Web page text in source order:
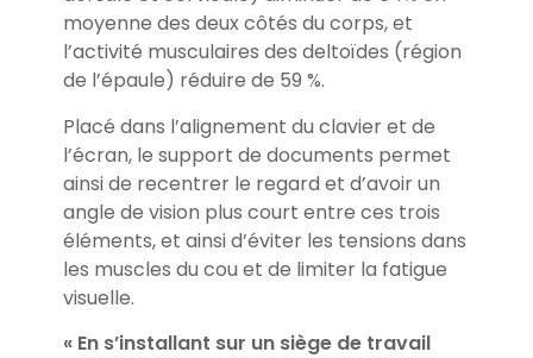
moyenne des deux côtés du corps, et
l’activité musculaires des deltoïdes (région
de l’épaule) réduire de 59 %.
Placé dans l’alignement du clavier et de
l’écran, le support de documents permet
ainsi de recentrer le regard et d’avoir un
angle de vision plus court entre ces trois
éléments, et ainsi d’éviter les tensions dans
les muscles du cou et de limiter la fatigue
visuelle.
« En s’installant sur un siège de travail